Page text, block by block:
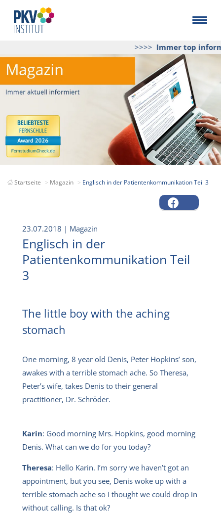
>>>>Immer top
Startseite Magazin Englisch in der Patientenkommunikation Teil 3
23.07.2018 | Magazin
Englisch in der
Patientenkommunikation Teil
3
The little boy with the aching
stomach
One morning, 8 year old Denis, Peter Hopkins’ son,
awakes with a terrible stomach ache. So Theresa,
Peter’s wife, takes Denis to their general
practitioner, Dr. Schröder.
Karin: Good morning Mrs. Hopkins, good morning
Denis. What can we do for you today?
Theresa: Hello Karin. I’m sorry we haven’t got an
appointment, but you see, Denis woke up with a
terrible stomach ache so I thought we could drop in
without calling. Is that ok?